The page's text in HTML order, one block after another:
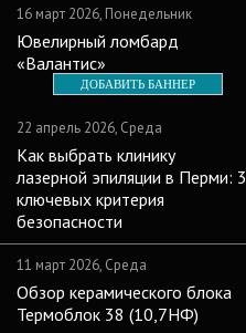
16 март 2026, Понедельник
Ювелирный ломбард
«Валантис»
ДОБАВИТЬ БАННЕР
22 апрель 2026, Среда
Как выбрать клинику
лазерной эпиляции в Перми: 3
ключевых критерия
безопасности
11 март 2026, Среда
Обзор керамического блока
Термоблок 38 (10,7НФ)